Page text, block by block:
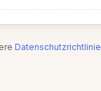
Datenschutzrichtlinie